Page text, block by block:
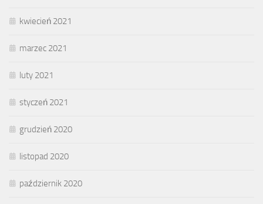
kwiecień 2021
marzec 2021
luty 2021
styczeń 2021
grudzień 2020
listopad 2020
październik 2020